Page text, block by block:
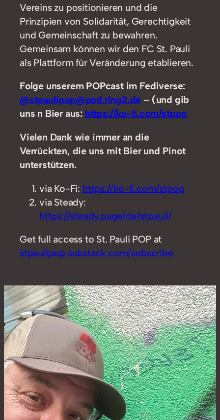
Vereins zu positionieren und die
Prinzipien von Solidarität, Gerechtigkeit
und Gemeinschaft zu bewahren.
Gemeinsam können wir den FC St. Pauli
als Plattform für Veränderung etablieren.
Folge unserem POPcast im Fediverse:
@stpaulipop@pod.ring2.de – (und gib
uns n Bier aus: https://ko-fi.com/stpop
Vielen Dank wie immer an die
Verrückten, die uns mit Bier und Pinot
unterstützen.
via Ko-Fi: https://ko-fi.com/stpop
via Steady:
https://steady.page/de/stpauli/
Get full access to St. Pauli POP at
stpaulipop.substack.com/subscribe